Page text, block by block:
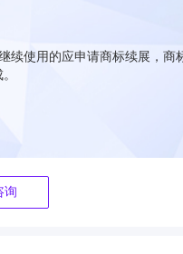
续使用的应申请商标续展，商
询